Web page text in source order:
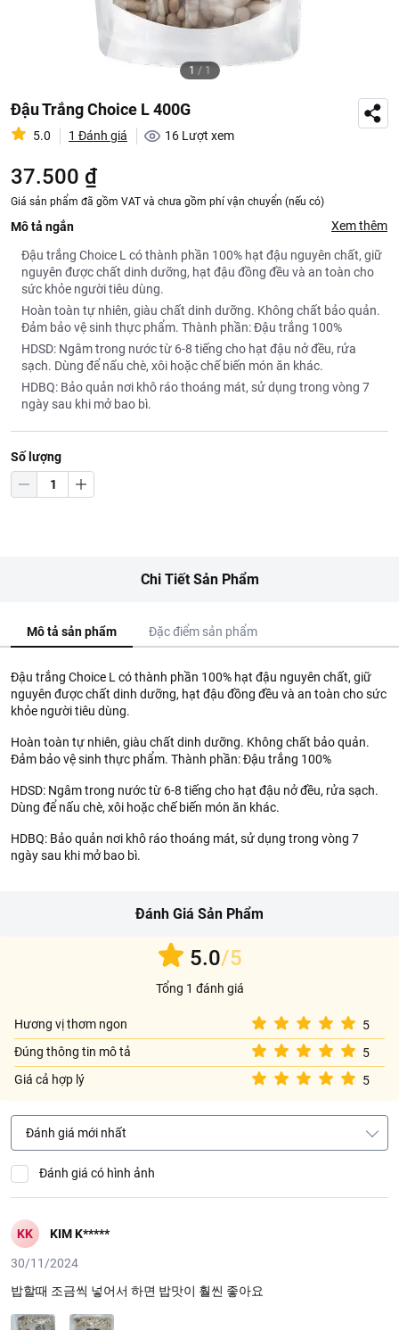
1 / 1
Đậu Trắng Choice L 400G
5.0 1 Đánh giá 16 Lượt xem
37.500 ₫
Giá sản phẩm đã gồm VAT và chưa gồm phí vận chuyển (nếu có)
Mô tả ngắn Xem thêm
Đậu trắng Choice L có thành phần 100% hạt đậu nguyên chất, giữ
nguyên được chất dinh dưỡng, hạt đậu đồng đều và an toàn cho
sức khỏe người tiêu dùng.
Hoàn toàn tự nhiên, giàu chất dinh dưỡng. Không chất bảo quản.
Đảm bảo vệ sinh thực phẩm. Thành phần: Đậu trắng 100%
HDSD: Ngâm trong nước từ 6-8 tiếng cho hạt đậu nở đều, rửa
sạch. Dùng để nấu chè, xôi hoặc chế biến món ăn khác.
HDBQ: Bảo quản nơi khô ráo thoáng mát, sử dụng trong vòng 7
ngày sau khi mở bao bì.
Số lượng
Chi Tiết Sản Phẩm
Mô tả sản phẩm Đặc điểm sản phẩm
Đậu trắng Choice L có thành phần 100% hạt đậu nguyên chất, giữ
nguyên được chất dinh dưỡng, hạt đậu đồng đều và an toàn cho sức
khỏe người tiêu dùng.
Hoàn toàn tự nhiên, giàu chất dinh dưỡng. Không chất bảo quản.
Đảm bảo vệ sinh thực phẩm. Thành phần: Đậu trắng 100%
HDSD: Ngâm trong nước từ 6-8 tiếng cho hạt đậu nở đều, rửa sạch.
Dùng để nấu chè, xôi hoặc chế biến món ăn khác.
HDBQ: Bảo quản nơi khô ráo thoáng mát, sử dụng trong vòng 7
ngày sau khi mở bao bì.
Đánh Giá Sản Phẩm
5.0/5
Tổng 1 đánh giá
Hương vị thơm ngon
5
Đúng thông tin mô tả
5
Giá cả hợp lý
5
Đánh giá mới nhất
Đánh giá có hình ảnh
KK KIM K*****
30/11/2024
밥할때 조금씩 넣어서 하면 밥맛이 훨씬 좋아요